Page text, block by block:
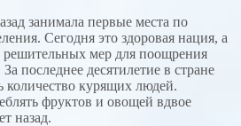
занимала первые места по
Сегодня это здоровая нация, а
решительных мер для поощрения
последнее десятилетие в стране
количество курящих людей.
фруктов и овощей вдвое
назад.